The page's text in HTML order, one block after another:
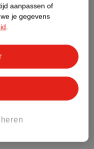
aanpassen of
je gegevens
.